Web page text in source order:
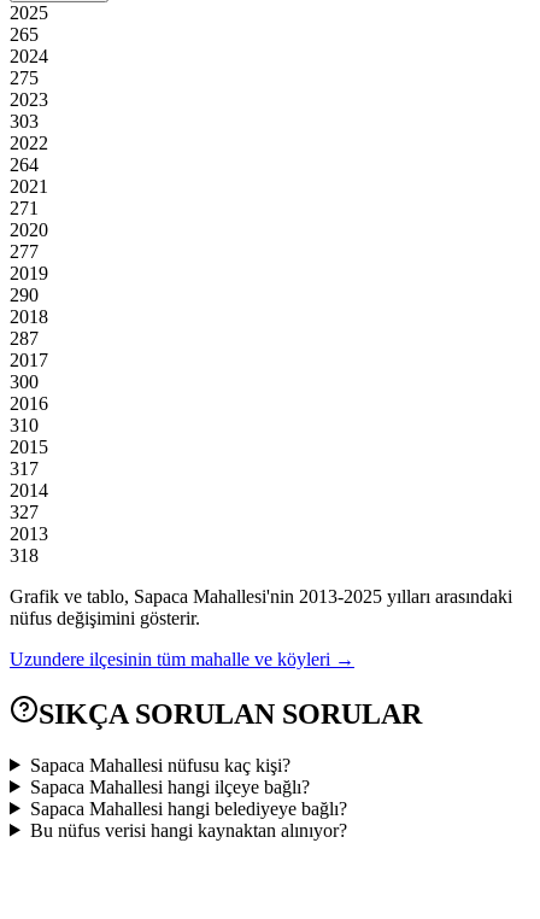
2025
265
2024
275
2023
303
2022
264
2021
271
2020
277
2019
290
2018
287
2017
300
2016
310
2015
317
2014
327
2013
318
Grafik ve tablo, Sapaca Mahallesi'nin 2013-2025 yılları arasındaki
nüfus değişimini gösterir.
Uzundere ilçesinin tüm mahalle ve köyleri →
SIKÇA SORULAN SORULAR
Sapaca Mahallesi nüfusu kaç kişi?
Sapaca Mahallesi hangi ilçeye bağlı?
Sapaca Mahallesi hangi belediyeye bağlı?
Bu nüfus verisi hangi kaynaktan alınıyor?